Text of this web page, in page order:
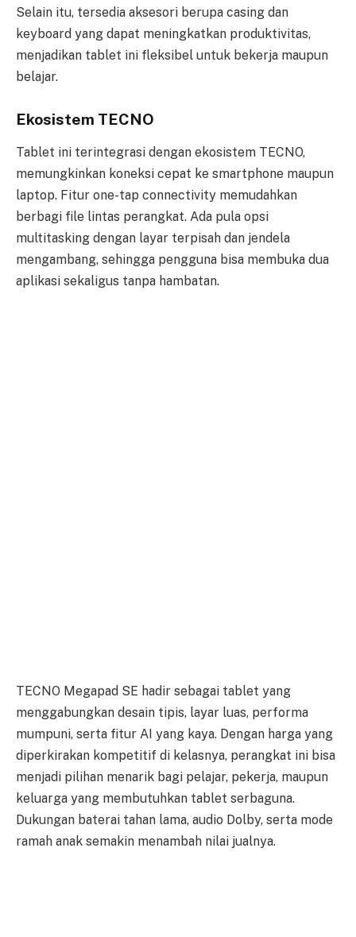
Selain itu, tersedia aksesori berupa casing dan
keyboard yang dapat meningkatkan produktivitas,
menjadikan tablet ini fleksibel untuk bekerja maupun
belajar.
Ekosistem TECNO
Tablet ini terintegrasi dengan ekosistem TECNO,
memungkinkan koneksi cepat ke smartphone maupun
laptop. Fitur one-tap connectivity memudahkan
berbagi file lintas perangkat. Ada pula opsi
multitasking dengan layar terpisah dan jendela
mengambang, sehingga pengguna bisa membuka dua
aplikasi sekaligus tanpa hambatan.
TECNO Megapad SE hadir sebagai tablet yang
menggabungkan desain tipis, layar luas, performa
mumpuni, serta fitur AI yang kaya. Dengan harga yang
diperkirakan kompetitif di kelasnya, perangkat ini bisa
menjadi pilihan menarik bagi pelajar, pekerja, maupun
keluarga yang membutuhkan tablet serbaguna.
Dukungan baterai tahan lama, audio Dolby, serta mode
ramah anak semakin menambah nilai jualnya.